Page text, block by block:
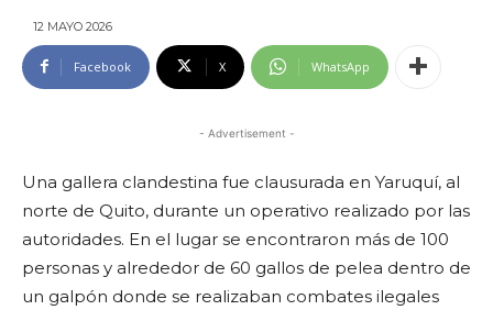
12 MAYO 2026
Facebook X WhatsApp
- Advertisement -
Una gallera clandestina fue clausurada en Yaruquí, al
norte de Quito, durante un operativo realizado por las
autoridades. En el lugar se encontraron más de 100
personas y alrededor de 60 gallos de pelea dentro de
un galpón donde se realizaban combates ilegales